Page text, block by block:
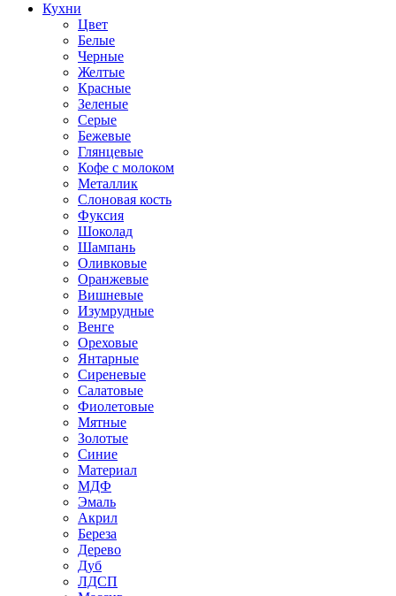
Кухни
Цвет
Белые
Черные
Желтые
Красные
Зеленые
Серые
Бежевые
Глянцевые
Кофе с молоком
Металлик
Слоновая кость
Фуксия
Шоколад
Шампань
Оливковые
Оранжевые
Вишневые
Изумрудные
Венге
Ореховые
Янтарные
Сиреневые
Салатовые
Фиолетовые
Мятные
Золотые
Синие
Материал
МДФ
Эмаль
Акрил
Береза
Дерево
Дуб
ЛДСП